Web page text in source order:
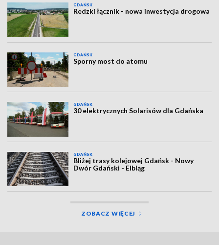
GDAŃSK
Redzki łącznik - nowa inwestycja drogowa
GDAŃSK
Sporny most do atomu
GDAŃSK
30 elektrycznych Solarisów dla Gdańska
GDAŃSK
Bliżej trasy kolejowej Gdańsk - Nowy
Dwór Gdański - Elbląg
ZOBACZ WIĘCEJ